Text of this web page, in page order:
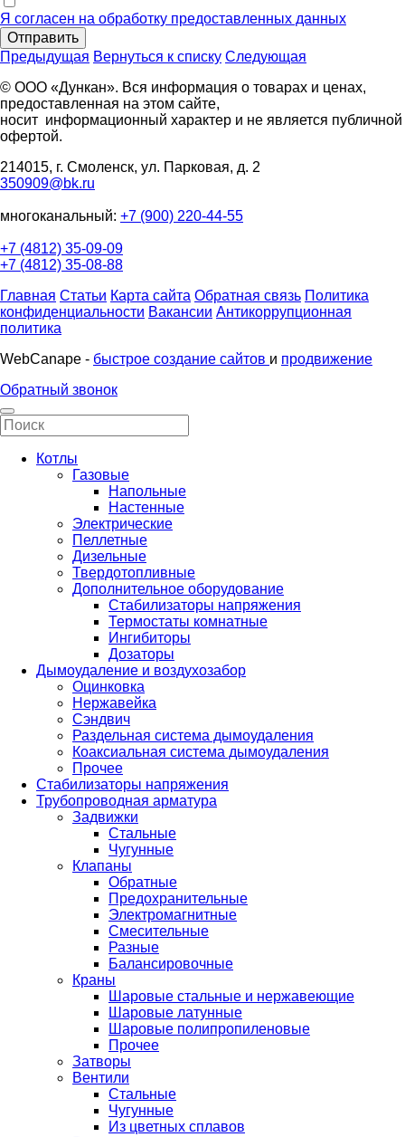
Я согласен на обработку предоставленных данных
Отправить
Предыдущая Вернуться к списку Следующая
© ООО «Дункан». Вся информация о товарах и ценах,
предоставленная на этом сайте,
носит информационный характер и не является публичной
офертой.
214015, г. Смоленск, ул. Парковая, д. 2
350909@bk.ru
многоканальный: +7 (900) 220-44-55
+7 (4812) 35-09-09
+7 (4812) 35-08-88
Главная Статьи Карта сайта Обратная связь Политика
конфиденциальности Вакансии Антикоррупционная
политика
WebCanape - быстрое создание сайтов и продвижение
Обратный звонок
Котлы
Газовые
Напольные
Настенные
Электрические
Пеллетные
Дизельные
Твердотопливные
Дополнительное оборудование
Стабилизаторы напряжения
Термостаты комнатные
Ингибиторы
Дозаторы
Дымоудаление и воздухозабор
Оцинковка
Нержавейка
Сэндвич
Раздельная система дымоудаления
Коаксиальная система дымоудаления
Прочее
Стабилизаторы напряжения
Трубопроводная арматура
Задвижки
Стальные
Чугунные
Клапаны
Обратные
Предохранительные
Электромагнитные
Смесительные
Разные
Балансировочные
Краны
Шаровые стальные и нержавеющие
Шаровые латунные
Шаровые полипропиленовые
Прочее
Затворы
Вентили
Стальные
Чугунные
Из цветных сплавов